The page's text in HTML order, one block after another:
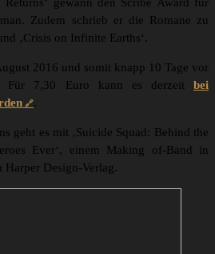
Returns‘ gewann den Scribe Award für
Zudem schrieb er die Romane zu
‚Crisis on Infinite Earths‘.
2016 und somit knapp 10 Tage vor
Für 7,30 Euro kann es derzeit bei
.
geht es mit ‚Suicide Squad: Behind the
Ever‘, einem Making of-Band in
Harper Design-Verlag.